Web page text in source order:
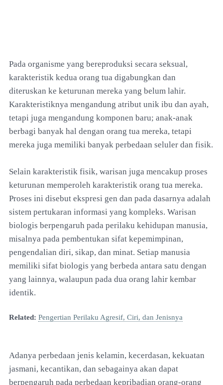
Pada organisme yang bereproduksi secara seksual,
karakteristik kedua orang tua digabungkan dan
diteruskan ke keturunan mereka yang belum lahir.
Karakteristiknya mengandung atribut unik ibu dan ayah,
tetapi juga mengandung komponen baru; anak-anak
berbagi banyak hal dengan orang tua mereka, tetapi
mereka juga memiliki banyak perbedaan seluler dan fisik.
Selain karakteristik fisik, warisan juga mencakup proses
keturunan memperoleh karakteristik orang tua mereka.
Proses ini disebut ekspresi gen dan pada dasarnya adalah
sistem pertukaran informasi yang kompleks. Warisan
biologis berpengaruh pada perilaku kehidupan manusia,
misalnya pada pembentukan sifat kepemimpinan,
pengendalian diri, sikap, dan minat. Setiap manusia
memiliki sifat biologis yang berbeda antara satu dengan
yang lainnya, walaupun pada dua orang lahir kembar
identik.
Related: Pengertian Perilaku Agresif, Ciri, dan Jenisnya
Adanya perbedaan jenis kelamin, kecerdasan, kekuatan
jasmani, kecantikan, dan sebagainya akan dapat
berpengaruh pada perbedaan kepribadian orang-orang